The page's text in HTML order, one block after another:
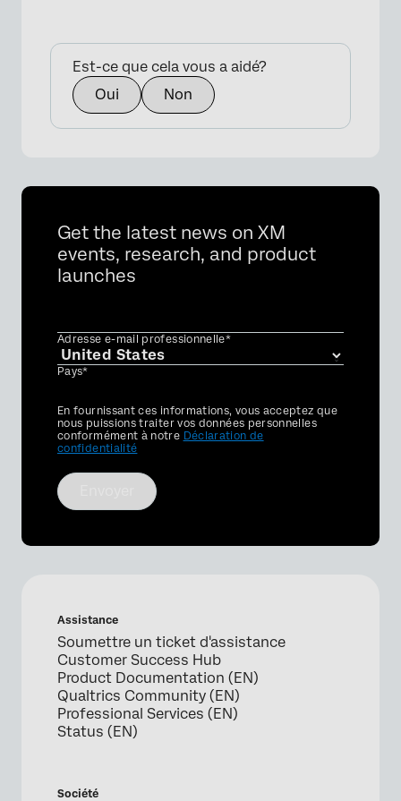
Est-ce que cela vous a aidé?
Oui
Non
Get the latest news on XM
events, research, and product
launches
Adresse e-mail professionnelle*
Pays*
Privacy
Optin
En fournissant ces informations, vous acceptez que
nous puissions traiter vos données personnelles
conformément à notre Déclaration de
confidentialité
Assistance
Soumettre un ticket d'assistance
Customer Success Hub
Product Documentation (EN)
Qualtrics Community (EN)
Professional Services (EN)
Status (EN)
Société